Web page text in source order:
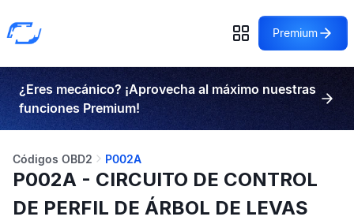
Premium
¿Eres mecánico? ¡Aprovecha al máximo nuestras
funciones Premium!
Códigos OBD2 P002A
P002A - CIRCUITO DE CONTROL
DE PERFIL DE ÁRBOL DE LEVAS